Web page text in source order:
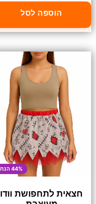
הוספה לסל
44% הנחה
חצאית לתחפושת וודו